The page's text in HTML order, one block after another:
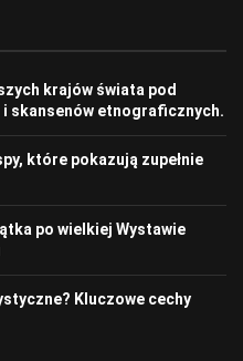
krajów świata pod
skansenów etnograficznych.
które pokazują zupełnie
po wielkiej Wystawie
Kluczowe cechy